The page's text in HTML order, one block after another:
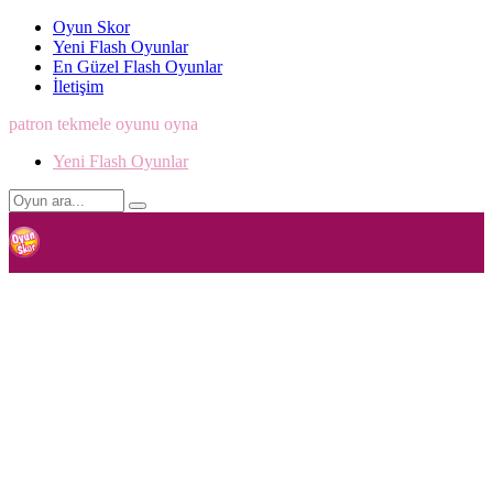
Oyun Skor
Yeni Flash Oyunlar
En Güzel Flash Oyunlar
İletişim
patron tekmele oyunu oyna
Yeni Flash Oyunlar